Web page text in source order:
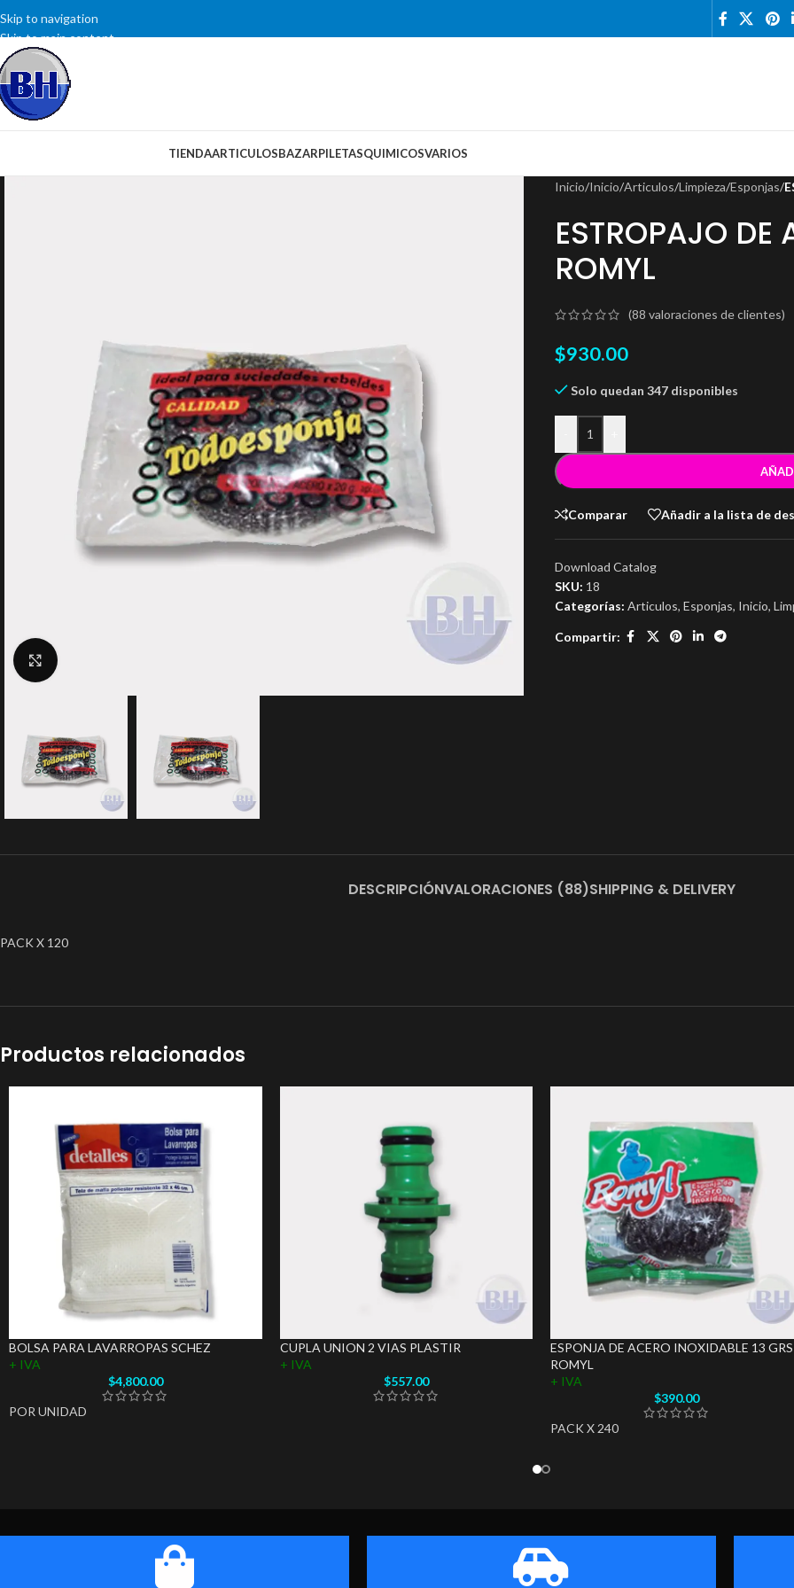
Skip to navigation
Skip to main content
TIENDAARTICULOSBAZARPILETASQUIMICOSVARIOS
Inicio/Inicio/Articulos/Limpieza/Esponjas/
ESTROPAJO DE
ROMYL
(88 valoraciones de clientes)
$930.00
Solo quedan 347 disponibles
Comparar Añadir a la lista de
Download Catalog
SKU: 18
Categorías: Articulos, Esponjas, Inicio,
Compartir:
DESCRIPCIÓNVALORACIONES (88)SHIPPING & DELIVERY
PACK X 120
Productos relacionados
BOLSA PARA LAVARROPAS SCHEZ
+ IVA
$4,800.00
POR UNIDAD
CUPLA UNION 2 VIAS PLASTIR
+ IVA
$557.00
ESPONJA DE ACERO INOXIDABLE 13 GRS
ROMYL
+ IVA
$390.00
PACK X 240